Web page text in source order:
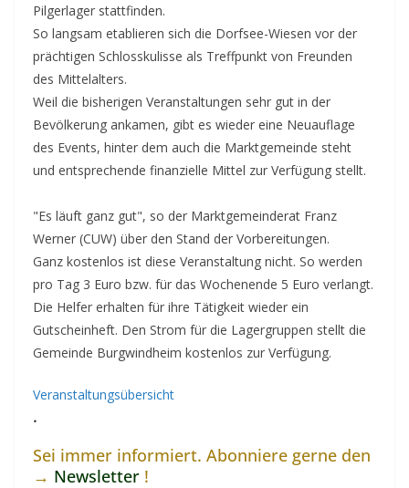
Pilgerlager stattfinden.
So langsam etablieren sich die Dorfsee-Wiesen vor der
prächtigen Schlosskulisse als Treffpunkt von Freunden
des Mittelalters.
Weil die bisherigen Veranstaltungen sehr gut in der
Bevölkerung ankamen, gibt es wieder eine Neuauflage
des Events, hinter dem auch die Marktgemeinde steht
und entsprechende finanzielle Mittel zur Verfügung stellt.
"Es läuft ganz gut", so der Marktgemeinderat Franz
Werner (CUW) über den Stand der Vorbereitungen.
Ganz kostenlos ist diese Veranstaltung nicht. So werden
pro Tag 3 Euro bzw. für das Wochenende 5 Euro verlangt.
Die Helfer erhalten für ihre Tätigkeit wieder ein
Gutscheinheft. Den Strom für die Lagergruppen stellt die
Gemeinde Burgwindheim kostenlos zur Verfügung.
Veranstaltungsübersicht
.
Sei immer informiert. Abonniere gerne den
→ Newsletter !